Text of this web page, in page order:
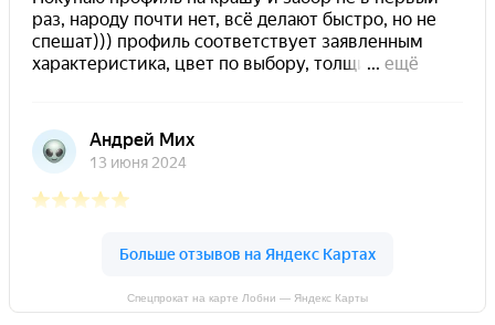
Спецпрокат на карте Лобни — Яндекс Карты